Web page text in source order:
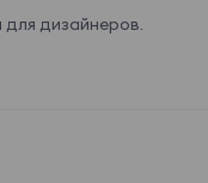
дизайнеров.